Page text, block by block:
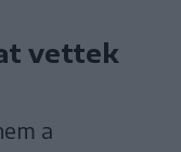
vettek
a